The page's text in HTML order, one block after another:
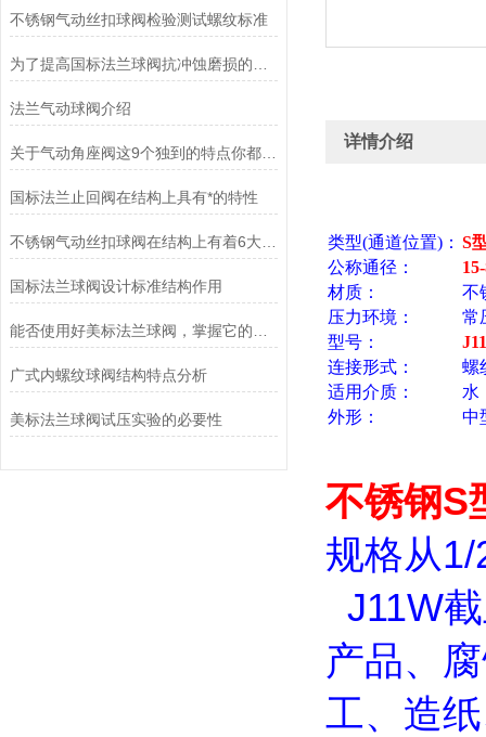
不锈钢气动丝扣球阀检验测试螺纹标准
法兰气动球阀介绍
关于气动角座阀这9个独到的特点你都清楚吗？
国标法兰止回阀在结构上具有*的特性
国标法兰球阀设计标准结构作用
广式内螺纹球阀结构特点分析
美标法兰球阀试压实验的必要性
详情介绍
类型(通道位置)： S
公称通径：
材质：
不
压力环境：
常
型号：
连接形式：
螺
适用介质：
水
外形：
中
不锈钢S
规格从
J11W
产品、
工、造